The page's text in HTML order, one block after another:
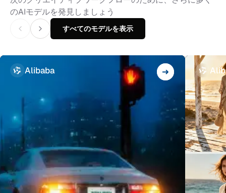
のAIモデルを発見しましょう
すべてのモデルを表示
Alibaba